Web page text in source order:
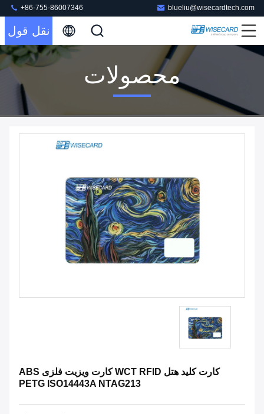
blueliu@wisecardtech.com
+86-755-86007346
نقل قول
محصولات
کارت کلید هتل WCT RFID کارت ویزیت فلزی ABS
PETG ISO14443A NTAG213